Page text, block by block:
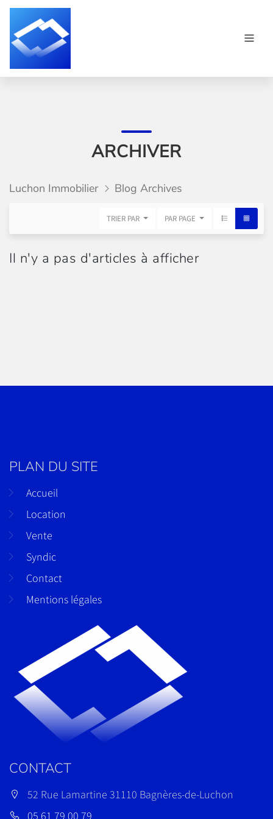
ARCHIVER
Luchon Immobilier Blog Archives
TRIER PAR PAR PAGE
Il n'y a pas d'articles à afficher
PLAN DU SITE
Accueil
Location
Vente
Syndic
Contact
Mentions légales
CONTACT
52 Rue Lamartine 31110 Bagnères-de-Luchon
05 61 79 00 79